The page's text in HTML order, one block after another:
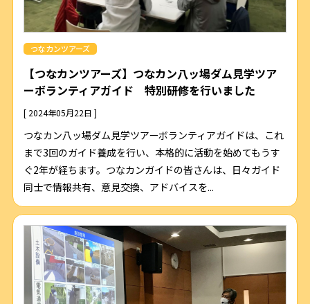
つなカンツアーズ
【つなカンツアーズ】つなカン八ッ場ダム見学ツア
ーボランティアガイド 特別研修を行いました
[ 2024年05月22日 ]
つなカン八ッ場ダム見学ツアーボランティアガイドは、これ
まで3回のガイド養成を行い、本格的に活動を始めてもうす
ぐ2年が経ちます。つなカンガイドの皆さんは、日々ガイド
同士で情報共有、意見交換、アドバイスを...